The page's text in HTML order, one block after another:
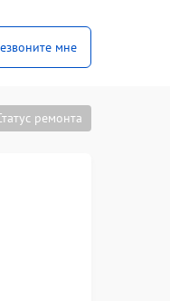
мне
ремонта